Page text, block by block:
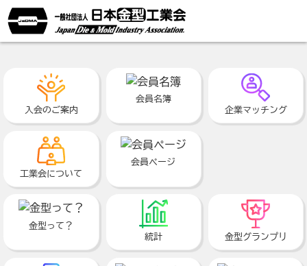
入会のご案内
会員名簿
企業マッチング
工業会について
会員ページ
金型って？
統計
金型グランプリ